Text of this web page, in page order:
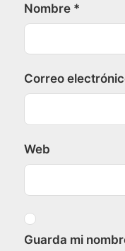
Nombre *
Correo
Web
Guarda mi